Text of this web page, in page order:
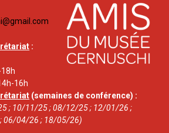
:
16h
(semaines de conférence) :
; 10/11/25 ; 08/12/25 ; 12/01/26 ;
06/04/26 ; 18/05/26)